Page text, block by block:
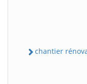
chantier